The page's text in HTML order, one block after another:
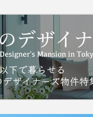
付けています。エアコン
お部屋です。 城南コミ
松戸線前原周辺の賃貸情
す。住まい探しをするの
用ください。